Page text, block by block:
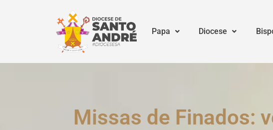
Papa Diocese
Missas de Finados: